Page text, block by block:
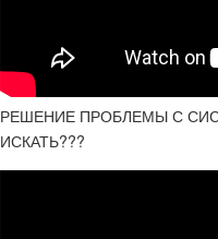
РЕШЕНИЕ ПРОБЛЕМЫ С
ИСКАТЬ???